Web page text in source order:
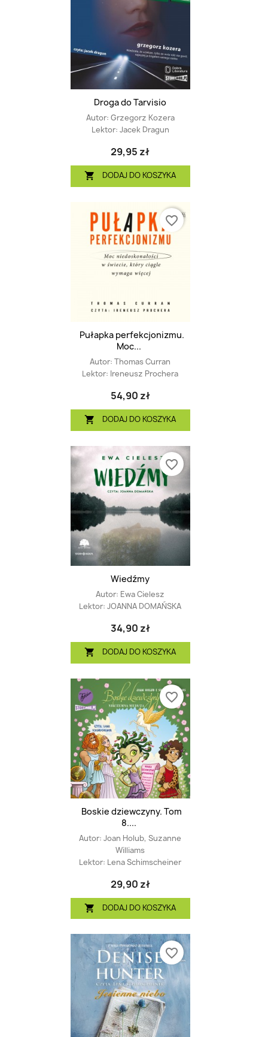
Droga do Tarvisio
Autor: Grzegorz Kozera
Lektor: Jacek Dragun
29,95 zł
 DODAJ DO KOSZYKA
Pułapka perfekcjonizmu.
Moc...
Autor: Thomas Curran
Lektor: Ireneusz Prochera
54,90 zł
 DODAJ DO KOSZYKA
favorite_border
Wiedźmy
Autor: Ewa Cielesz
Lektor: JOANNA DOMAŃSKA
34,90 zł
 DODAJ DO KOSZYKA
favorite_border
Boskie dziewczyny. Tom
8....
Autor: Joan Holub, Suzanne
Williams
Lektor: Lena Schimscheiner
29,90 zł
 DODAJ DO KOSZYKA
favorite_border
favorite_border